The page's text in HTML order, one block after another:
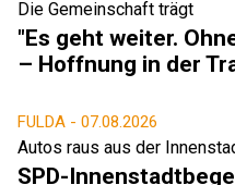
Die Gemeinschaft trägt
"Es geht weiter.
– Hoffnung in der
FULDA - 07.08.2026
Autos raus aus der
SPD-